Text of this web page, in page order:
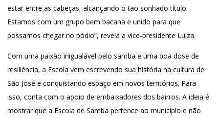
estar entre as cabeças, alcançando o tão sonhado título.
Estamos com um grupo bem bacana e unido para que
possamos chegar no pódio”, revela a vice-presidente Luiza.
Com uma paixão inigualável pelo samba e uma boa dose de
resiliência, a Escola vem escrevendo sua história na cultura de
São José e conquistando espaço em novos territórios. Para
isso, conta com o apoio de embaixadores dos bairros. A ideia é
mostrar que a Escola de Samba pertence ao município e não